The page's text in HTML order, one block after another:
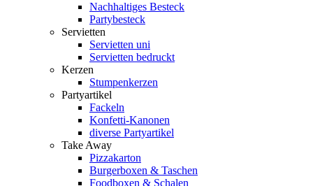
Nachhaltiges Besteck
Partybesteck
Servietten
Servietten uni
Servietten bedruckt
Kerzen
Stumpenkerzen
Partyartikel
Fackeln
Konfetti-Kanonen
diverse Partyartikel
Take Away
Pizzakarton
Burgerboxen & Taschen
Foodboxen & Schalen